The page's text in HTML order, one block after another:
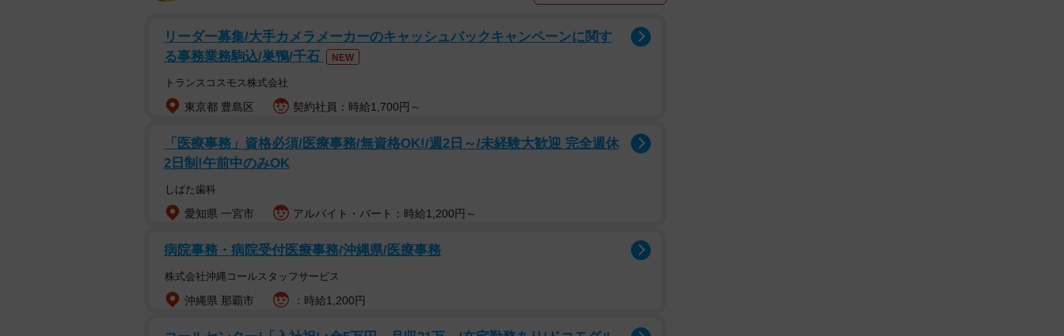
リーダー募集/大手カメラメーカーのキャッシュバックキャンペーンに関す
る事務業務駒込/巣鴨/千石
NEW
トランスコスモス株式会社
東京都 豊島区 契約社員：時給1,700円～
「医療事務」資格必須/医療事務/無資格OK!/週2日～/未経験大歓迎 完全週休
2日制!午前中のみOK
しばた歯科
愛知県 一宮市 アルバイト・パート：時給1,200円～
病院事務・病院受付医療事務/沖縄県/医療事務
株式会社沖縄コールスタッフサービス
沖縄県 那覇市 ：時給1,200円